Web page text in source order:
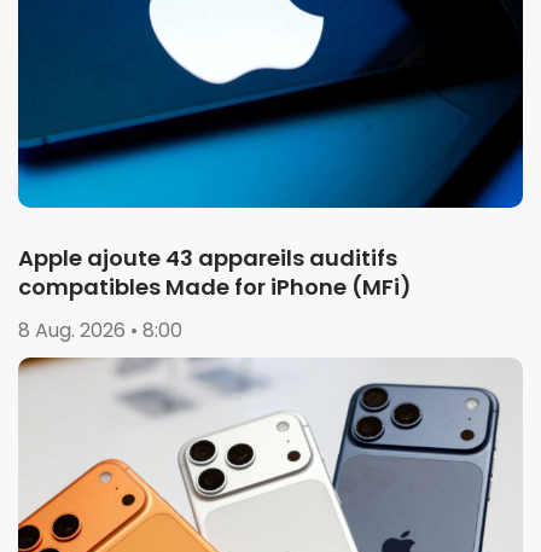
Apple ajoute 43 appareils auditifs
compatibles Made for iPhone (MFi)
8 Aug. 2026 • 8:00